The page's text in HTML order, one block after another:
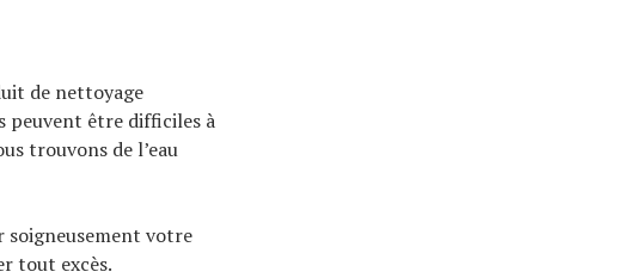
de nettoyage
peuvent être difficiles à
trouvons de l’eau
soigneusement votre
tout excès.